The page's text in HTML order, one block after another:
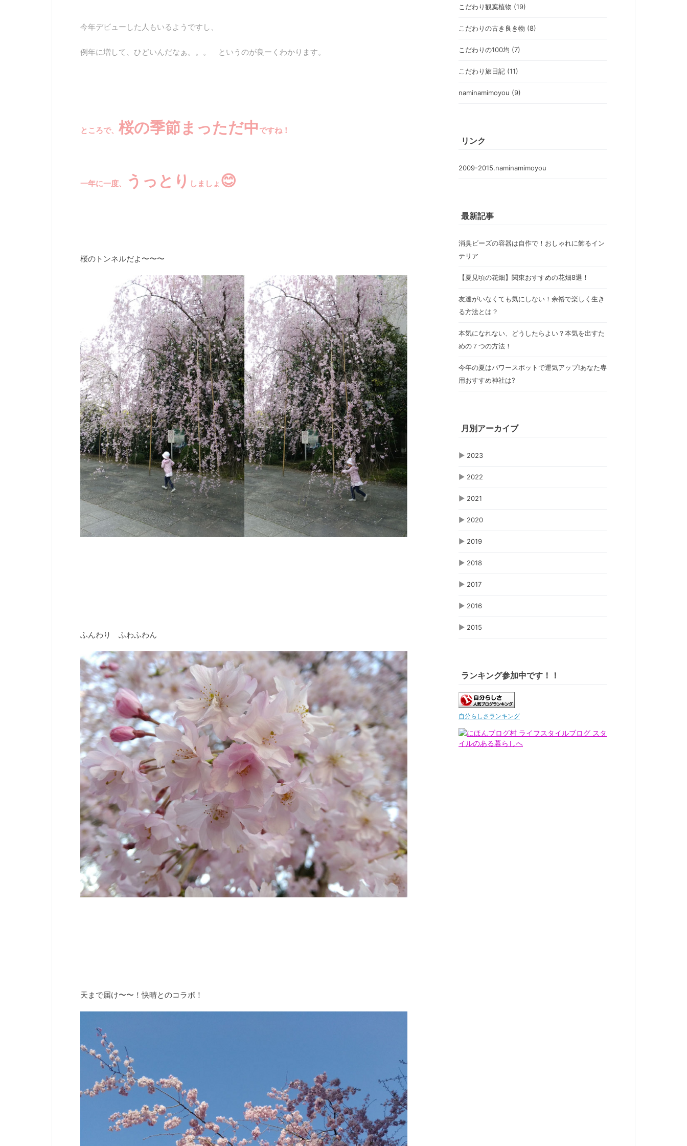
今年デビューした人もいるようですし、
例年に増して、ひどいんだなぁ。。。 というのが良ーくわかります。
ところで、 桜の季節まっただ中 ですね！
一年に一度、 うっとり しましょ 😊
桜のトンネルだよ〜〜〜
ふんわり ふわふわん
天まで届け〜〜！快晴とのコラボ！
こだわり観葉植物 (19)
こだわりの古き良き物 (8)
こだわりの100均 (7)
こだわり旅日記 (11)
naminamimoyou (9)
リンク
2009-2015.naminamimoyou
最新記事
消臭ビーズの容器は自作で！おしゃれに飾るイン
テリア
【夏見頃の花畑】関東おすすめの花畑8選！
友達がいなくても気にしない！余裕で楽しく生き
る方法とは？
本気になれない、どうしたらよい？本気を出すた
めの７つの方法！
今年の夏はパワースポットで運気アップ!あなた専
用おすすめ神社は?
月別アーカイブ
▶ 2023
▶ 2022
▶ 2021
▶ 2020
▶ 2019
▶ 2018
▶ 2017
▶ 2016
▶ 2015
ランキング参加中です！！
自分らしさランキング